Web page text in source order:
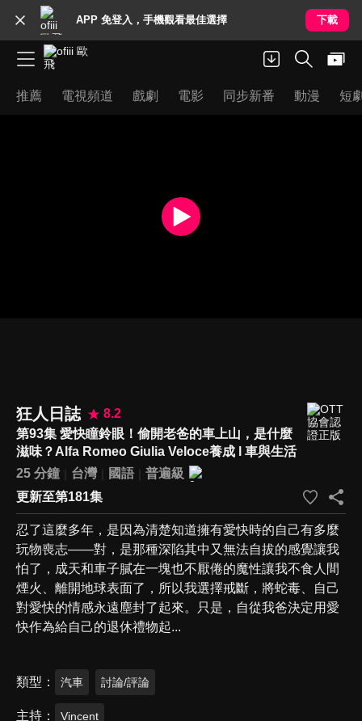
APP 免登入，手機觀看最佳選擇 下載
推薦 電視頻道 戲劇 電影 同步新番 動漫 短
狂人日誌
8.2
第93集 愛快瞳鈴眼！偷開老爸的車上山，是什麼
滋味？Alfa Romeo Giulia Veloce養成 l 車與生活
25 分鐘
台灣 國語
普遍級
更新至第181集
忍了這麼多年，是因為清楚知道擁有愛快時的自己有多麼
玩物喪志——對，是那種深陷其中又無法自拔的感覺讓我
怕了，成天和車子膩在一塊也不厭倦的魔性讓我不食人間
煙火、離開地球表面了，所以我選擇戒斷，將蛇毒、自己
對愛快的情感永遠塵封了起來。只是，自從我爸決定用愛
快作為給自己的退休禮物起...
類型 汽車 討論/評論
主持 Vincent